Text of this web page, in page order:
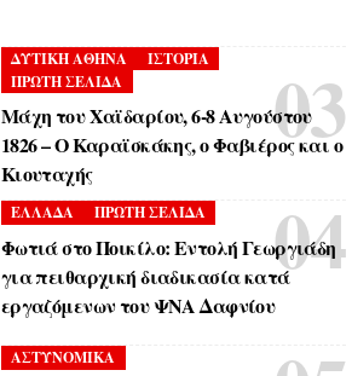
ΔΥΤΙΚΗ ΑΘΗΝΑ
ΙΣΤΟΡΙΑ
ΠΡΩΤΗ ΣΕΛΙΔΑ
Μάχη του Χαϊδαρίου, 6-8 Αυγούστου
1826 – Ο Καραϊσκάκης, ο Φαβιέρος και ο
Κιουταχής
ΕΛΛΑΔΑ ΠΡΩΤΗ ΣΕΛΙΔΑ
Φωτιά στο Ποικίλο: Εντολή Γεωργιάδη
για πειθαρχική διαδικασία κατά
εργαζόμενων του ΨΝΑ Δαφνίου
ΑΣΤΥΝΟΜΙΚΑ